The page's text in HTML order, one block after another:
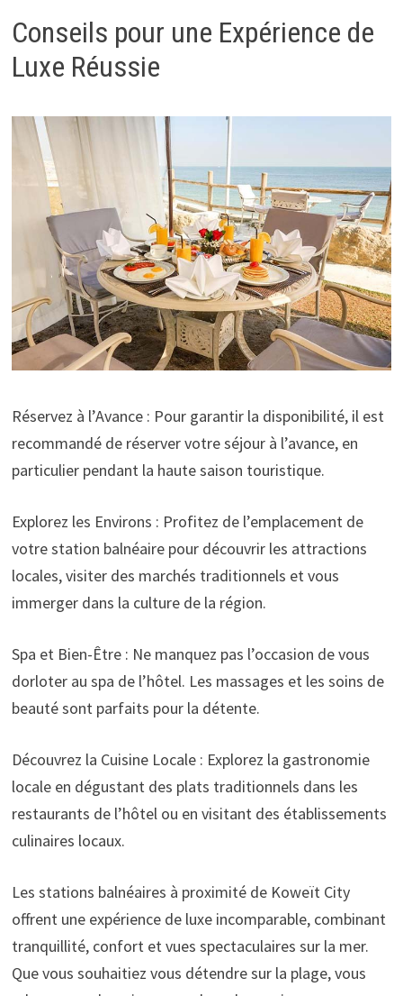
Conseils pour une Expérience de
Luxe Réussie
Réservez à l’Avance : Pour garantir la disponibilité, il est
recommandé de réserver votre séjour à l’avance, en
particulier pendant la haute saison touristique.
Explorez les Environs : Profitez de l’emplacement de
votre station balnéaire pour découvrir les attractions
locales, visiter des marchés traditionnels et vous
immerger dans la culture de la région.
Spa et Bien-Être : Ne manquez pas l’occasion de vous
dorloter au spa de l’hôtel. Les massages et les soins de
beauté sont parfaits pour la détente.
Découvrez la Cuisine Locale : Explorez la gastronomie
locale en dégustant des plats traditionnels dans les
restaurants de l’hôtel ou en visitant des établissements
culinaires locaux.
Les stations balnéaires à proximité de Koweït City
offrent une expérience de luxe incomparable, combinant
tranquillité, confort et vues spectaculaires sur la mer.
Que vous souhaitiez vous détendre sur la plage, vous